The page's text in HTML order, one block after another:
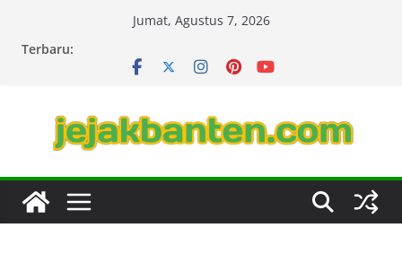
Jumat, Agustus 7, 2026
Terbaru: